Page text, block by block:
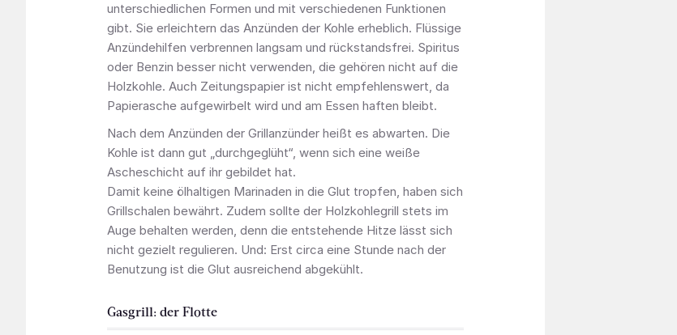
unterschiedlichen Formen und mit verschiedenen Funktionen
gibt. Sie erleichtern das Anzünden der Kohle erheblich. Flüssige
Anzündehilfen verbrennen langsam und rückstandsfrei. Spiritus
oder Benzin besser nicht verwenden, die gehören nicht auf die
Holzkohle. Auch Zeitungspapier ist nicht empfehlenswert, da
Papierasche aufgewirbelt wird und am Essen haften bleibt.
Nach dem Anzünden der Grillanzünder heißt es abwarten. Die
Kohle ist dann gut „durchgeglüht“, wenn sich eine weiße
Ascheschicht auf ihr gebildet hat.
Damit keine ölhaltigen Marinaden in die Glut tropfen, haben sich
Grillschalen bewährt. Zudem sollte der Holzkohlegrill stets im
Auge behalten werden, denn die entstehende Hitze lässt sich
nicht gezielt regulieren. Und: Erst circa eine Stunde nach der
Benutzung ist die Glut ausreichend abgekühlt.
Gasgrill: der Flotte